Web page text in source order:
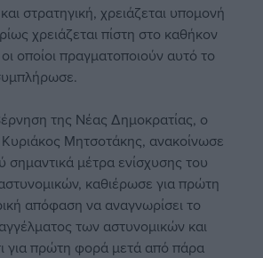
στρατηγική, χρειάζεται υπομονή
χρειάζεται πίστη στο καθήκον
οποίοι πραγματοποιούν αυτό το
της Νέας Δημοκρατίας, ο
Μητσοτάκης, ανακοίνωσε
σημαντικά μέτρα ενίσχυσης του
καθιέρωσε για πρώτη
απόφαση να αναγνωρίσει το
των αστυνομικών και
για πρώτη φορά μετά από πάρα